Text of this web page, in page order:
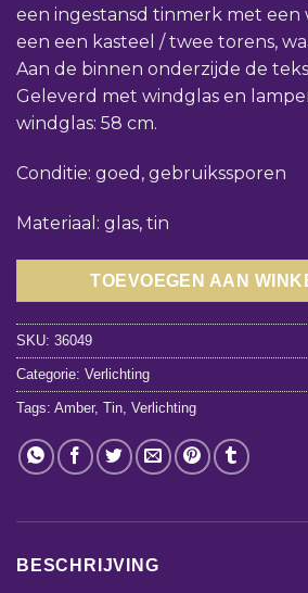
een ingestansd tinmerk met een
een een kasteel / twee torens,
Aan de binnen onderzijde de
Geleverd met windglas en
windglas: 58 cm.
Conditie: goed, gebruikssporen
Materiaal: glas, tin
TOEVOEGEN AAN
SKU: 36049
Categorie: Verlichting
Tags: Amber, Tin, Verlichting
BESCHRIJVING